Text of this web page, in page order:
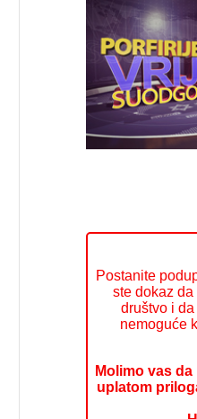
Postanite
ste dokaz
društvo i
nemoguće
Molimo vas
uplatom